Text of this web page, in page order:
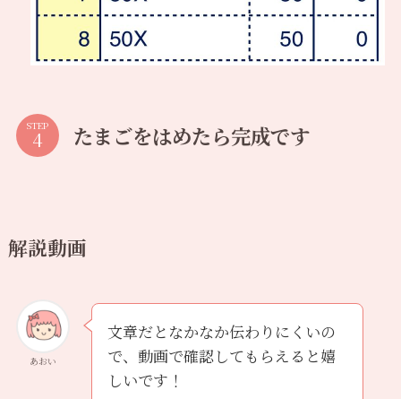
STEP たまごをはめたら完成です
解説動画
あおい
文章だとなかなか伝わりにくいの
で、動画で確認してもらえると嬉
しいです！